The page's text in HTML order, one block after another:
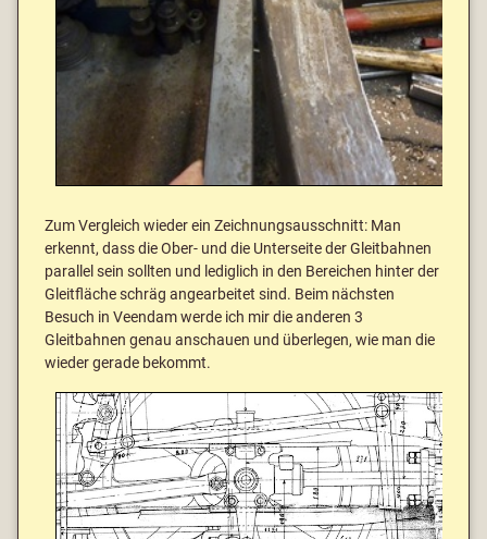
Zum Vergleich wieder ein Zeichnungsausschnitt: Man
erkennt, dass die Ober- und die Unterseite der Gleitbahnen
parallel sein sollten und lediglich in den Bereichen hinter der
Gleitfläche schräg angearbeitet sind. Beim nächsten
Besuch in Veendam werde ich mir die anderen 3
Gleitbahnen genau anschauen und überlegen, wie man die
wieder gerade bekommt.